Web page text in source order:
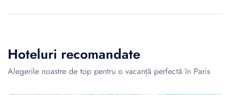
Hoteluri recomandate
Alegerile noastre de top pentru o vacanță perfectă în Paris